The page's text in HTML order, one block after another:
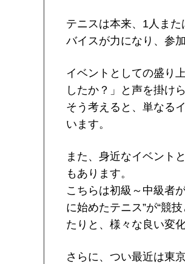
テニスは本来、1人ま
バイスが力になり、参
イベントとしての盛り
したか？」と声を掛け
そう考えると、単なる
います。
また、身近なイベント
もあります。
こちらは初級～中級者
に始めたテニス”が“競
たりと、様々な良い変
さらに、つい最近は東